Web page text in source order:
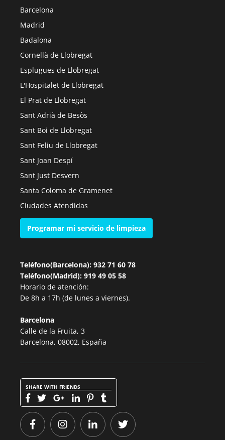
Barcelona
Madrid
Badalona
Cornellà de Llobregat
Esplugues de Llobregat
L'Hospitalet de Llobregat
El Prat de Llobregat
Sant Adrià de Besòs
Sant Boi de Llobregat
Sant Feliu de Llobregat
Sant Joan Despí
Sant Just Desvern
Santa Coloma de Gramenet
Ciudades Atendidas
Programar mi servicio de limpieza
Teléfono(Barcelona): 932 71 60 78
Teléfono(Madrid): 919 49 05 58
Horario de atención:
De 8h a 17h (de lunes a viernes).
Barcelona
Calle de la Fruita, 3
Barcelona, 08002, España
SHARE WITH FRIENDS